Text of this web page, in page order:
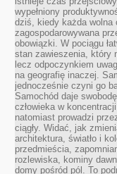
wypełniony
dziś, kiedy każda wolna
zagospodarowywana
obowiązki. W pociągu
stan zawieszenia, który
lecz odpoczynkiem
na geografię inaczej.
jednocześnie czyni go
Samochód daje
człowieka w
natomiast prowadzi
ciągły. Widać, jak
architektura, światło i
przedmieścia,
rozlewiska, kominy
domy pośród pól. To